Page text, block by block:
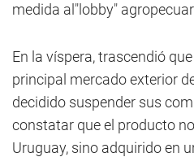
medida al"lobby"
En la víspera, trascendió
principal mercado exterior
decidido suspender sus
constatar que el producto
Uruguay, sino adquirido en